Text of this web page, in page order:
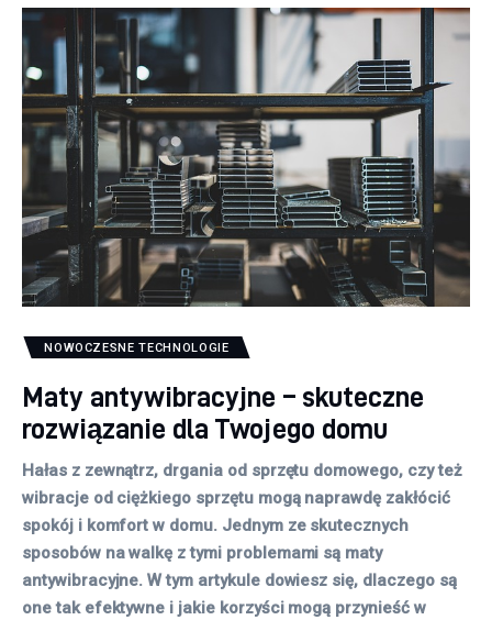
NOWOCZESNE TECHNOLOGIE
Maty antywibracyjne – skuteczne
rozwiązanie dla Twojego domu
Hałas z zewnątrz, drgania od sprzętu domowego, czy też
wibracje od ciężkiego sprzętu mogą naprawdę zakłócić
spokój i komfort w domu. Jednym ze skutecznych
sposobów na walkę z tymi problemami są maty
antywibracyjne. W tym artykule dowiesz się, dlaczego są
one tak efektywne i jakie korzyści mogą przynieść w